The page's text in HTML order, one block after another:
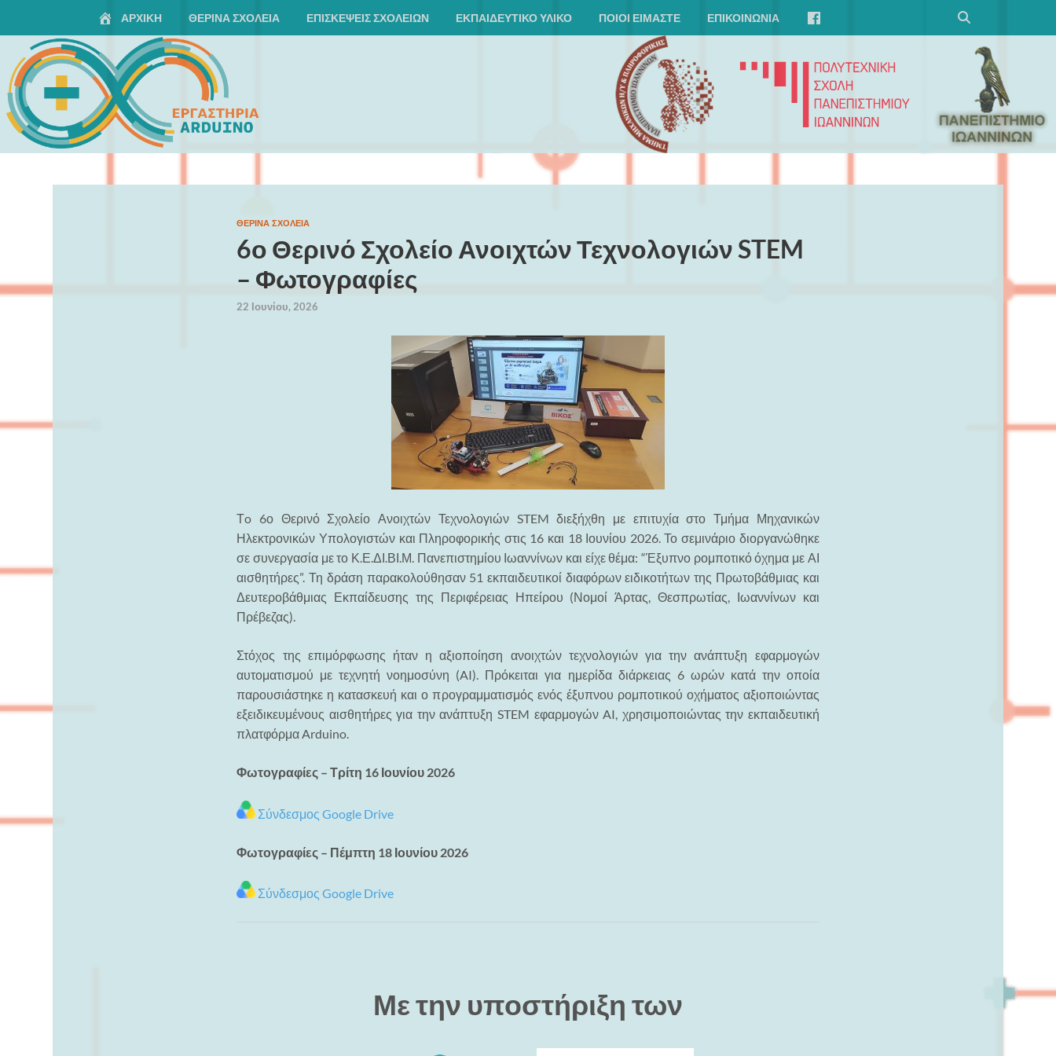
Arduino Seminars
ΑΡΧΙΚΗ ΘΕΡΙΝΆ ΣΧΟΛΕΊΑ ΕΠΙΣΚΈΨΕΙΣ ΣΧΟΛΕΊΩΝ ΕΚΠΑΙΔΕΥΤΙΚΌ ΥΛΙΚΌ ΠΟΙΟΙ ΕΙΜΑΣΤΕ ΕΠΙΚΟΙΝΩΝΊΑ
ΘΕΡΙΝΆ ΣΧΟΛΕΊΑ
6ο Θερινό Σχολείο Ανοιχτών Τεχνολογιών STEM
– Φωτογραφίες
22 Ιουνίου, 2026
Τo 6ο Θερινό Σχολείο Ανοιχτών Τεχνολογιών STEM διεξήχθη με επιτυχία στο Τμήμα Μηχανικών
Ηλεκτρονικών Υπολογιστών και Πληροφορικής στις 16 και 18 Ιουνίου 2026. Το σεμινάριο διοργανώθηκε
σε συνεργασία με το Κ.Ε.ΔΙ.ΒΙ.Μ. Πανεπιστημίου Ιωαννίνων και είχε θέμα: “Έξυπνο ρομποτικό όχημα με ΑΙ
αισθητήρες”. Τη δράση παρακολούθησαν 51 εκπαιδευτικοί διαφόρων ειδικοτήτων της Πρωτοβάθμιας και
Δευτεροβάθμιας Εκπαίδευσης της Περιφέρειας Ηπείρου (Νομοί Άρτας, Θεσπρωτίας, Ιωαννίνων και
Πρέβεζας).
Στόχος της επιμόρφωσης ήταν η αξιοποίηση ανοιχτών τεχνολογιών για την ανάπτυξη εφαρμογών
αυτοματισμού με τεχνητή νοημοσύνη (AI). Πρόκειται για ημερίδα διάρκειας 6 ωρών κατά την οποία
παρουσιάστηκε η κατασκευή και ο προγραμματισμός ενός έξυπνου ρομποτικού οχήματος αξιοποιώντας
εξειδικευμένους αισθητήρες για την ανάπτυξη STEM εφαρμογών AI, χρησιμοποιώντας την εκπαιδευτική
πλατφόρμα Arduino.
Φωτογραφίες – Τρίτη 16 Ιουνίου 2026
Σύνδεσμος Google Drive
Φωτογραφίες – Πέμπτη 18 Ιουνίου 2026
Σύνδεσμος Google Drive
Με την υποστήριξη των